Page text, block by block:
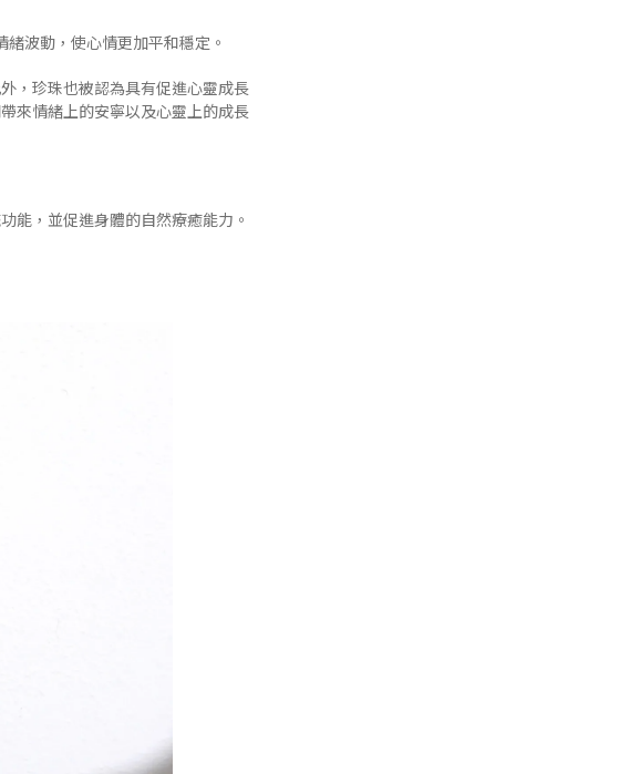
波動，使心情更加平和穩定。
，珍珠也被認為具有促進心靈成長
來情緒上的安寧以及心靈上的成長
能，並促進身體的自然療癒能力。